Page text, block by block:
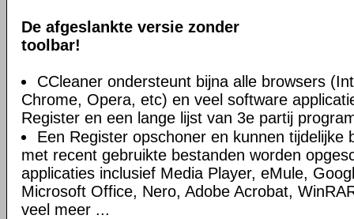
De afgeslankte versie zonder
toolbar!
CCleaner ondersteunt bijna alle browsers
Chrome, Opera, etc) en veel software
Register en een lange lijst van 3e partij
Een Register opschoner en kunnen tijdelijke
met recent gebruikte bestanden worden
applicaties inclusief Media Player, eMule,
Microsoft Office, Nero, Adobe Acrobat,
veel meer ...